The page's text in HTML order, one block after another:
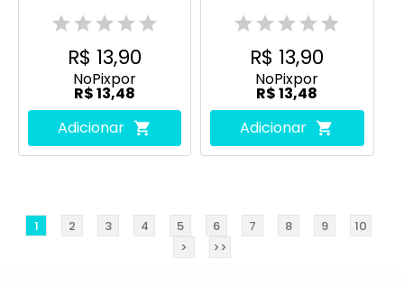
R$ 13,90
NoPixpor
R$ 13,48
Adicionar
R$ 13,90
NoPixpor
R$ 13,48
Adicionar
1 2 3 4 5 6 7 8 9
10
>
>>